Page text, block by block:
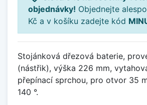
objednávky! Objednejte
Kč a v košíku zadejte kód
Stojánková dřezová baterie,
(nástřik), výška 226 mm,
přepínací sprchou, pro otvor 35
140 °.